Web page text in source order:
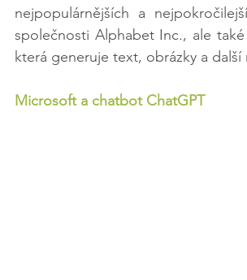
nejpopulárnějších a
společnosti Alphabet Inc., ale
která generuje text, obrázky a
Microsoft a chatbot ChatGPT